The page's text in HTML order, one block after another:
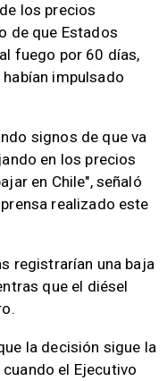
los precios
de que Estados
fuego por 60 días,
impulsado
signos de que va
en los precios
en Chile", señaló
realizado este
registrarían una baja
que el diésel
la decisión sigue la
el Ejecutivo